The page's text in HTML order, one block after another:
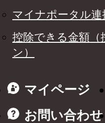
マイナポータル連
控除できる金額（
ン）
マイページ
お問い合わせ